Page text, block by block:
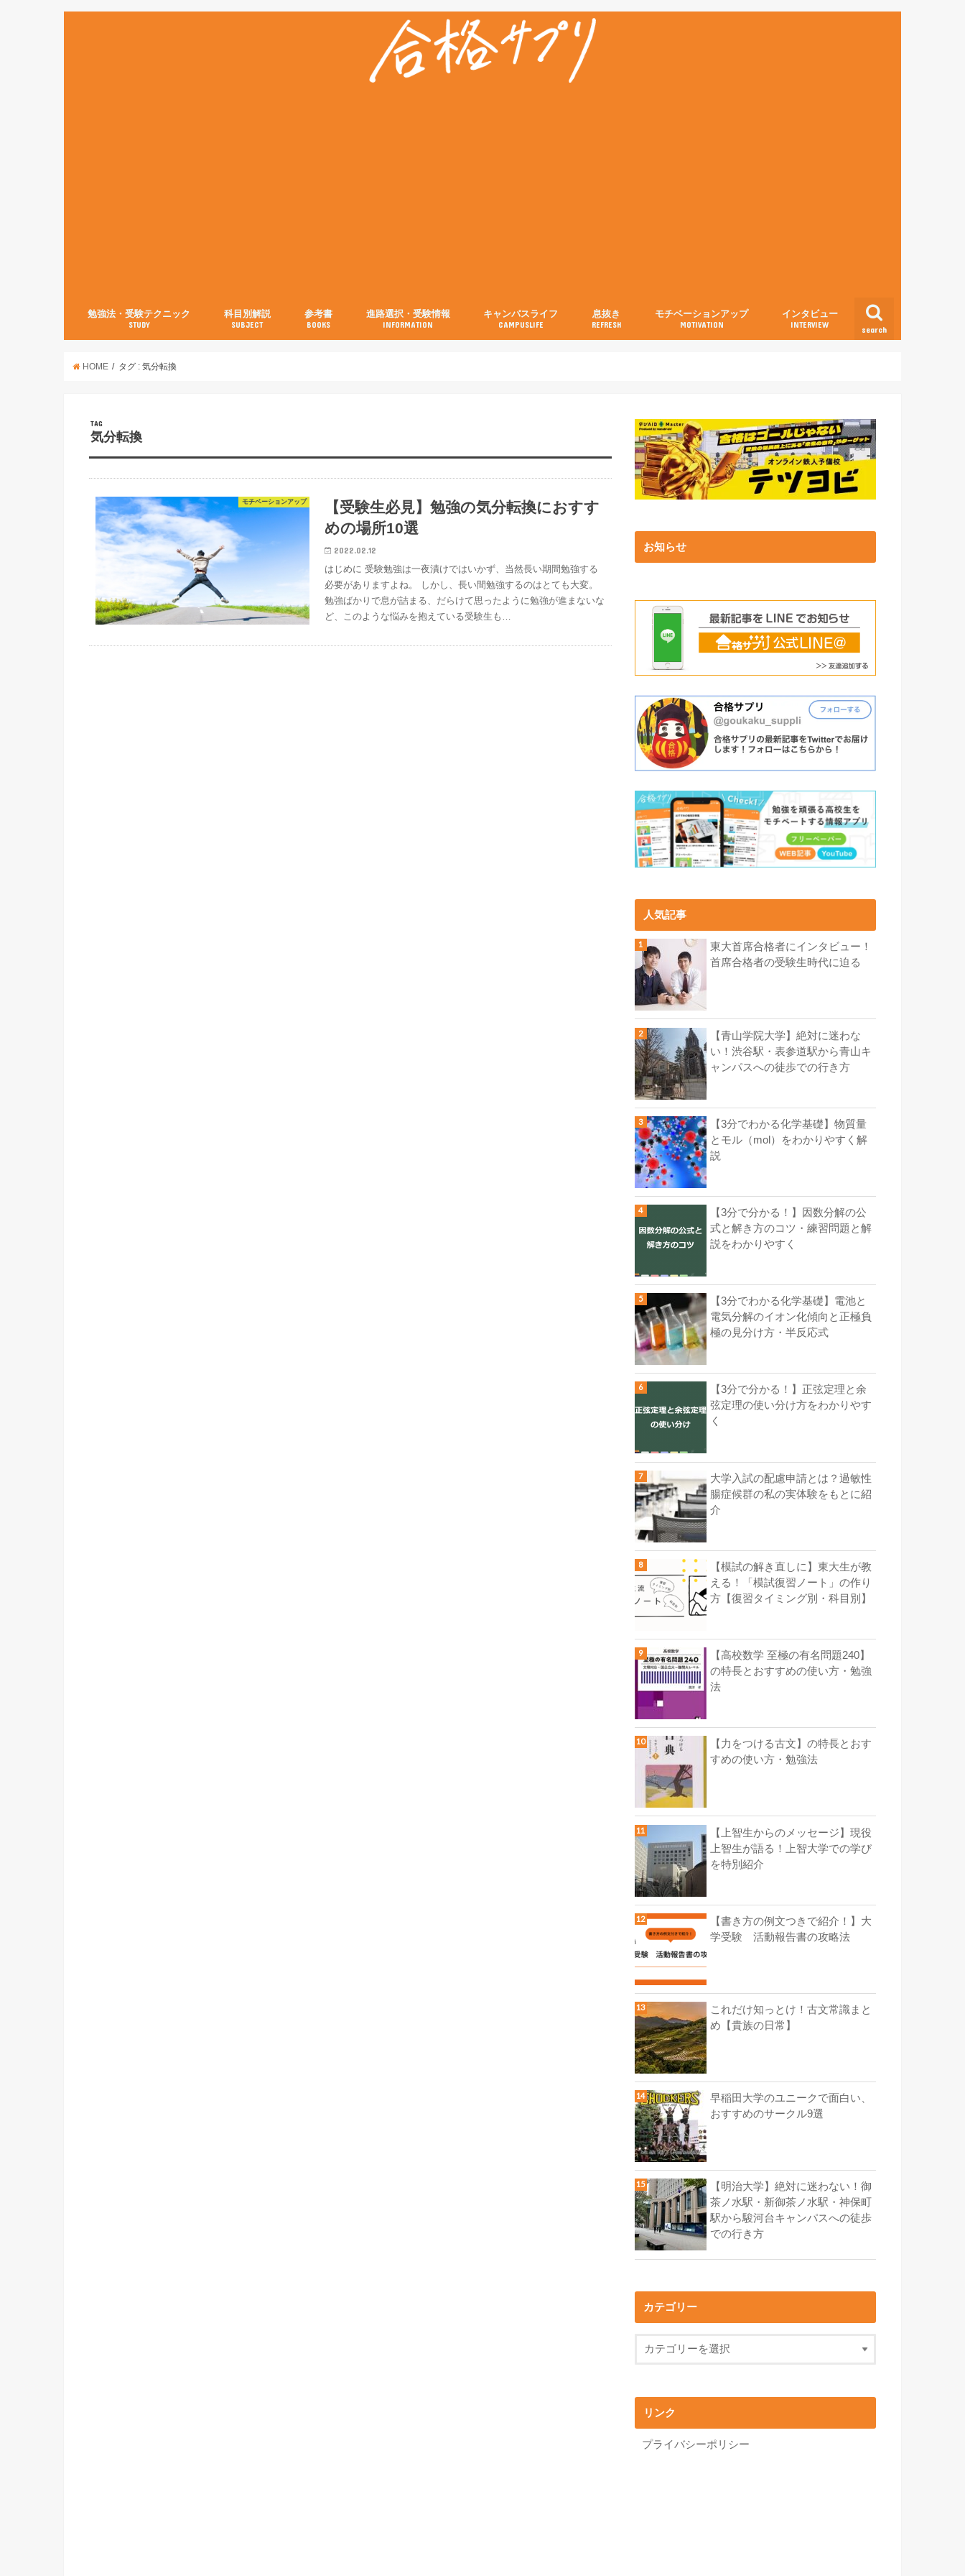
search
勉強法・受験テクニック
STUDY
科目別解説
SUBJECT
参考書
BOOKS
進路選択・受験情報
INFORMATION
キャンパスライフ
CAMPUSLIFE
息抜き
REFRESH
モチベーションアップ
MOTIVATION
インタビュー
INTERVIEW
HOME タグ : 気分転換
TAG
気分転換
モチベーションアップ
【受験生必見】勉強の気分転換におすす
めの場所10選
2022.02.12
はじめに 受験勉強は一夜漬けではいかず、当然長い期間勉強する
必要がありますよね。 しかし、長い間勉強するのはとても大変。
勉強ばかりで息が詰まる、だらけて思ったように勉強が進まないな
ど、このような悩みを抱えている受験生も…
お知らせ
人気記事
東大首席合格者にインタビュー！
首席合格者の受験生時代に迫る
【青山学院大学】絶対に迷わな
い！渋谷駅・表参道駅から青山キ
ャンパスへの徒歩での行き方
【3分でわかる化学基礎】物質量
とモル（mol）をわかりやすく解
説
【3分で分かる！】因数分解の公
式と解き方のコツ・練習問題と解
説をわかりやすく
【3分でわかる化学基礎】電池と
電気分解のイオン化傾向と正極負
極の見分け方・半反応式
【3分で分かる！】正弦定理と余
弦定理の使い分け方をわかりやす
く
大学入試の配慮申請とは？過敏性
腸症候群の私の実体験をもとに紹
介
【模試の解き直しに】東大生が教
える！「模試復習ノート」の作り
方【復習タイミング別・科目別】
【高校数学 至極の有名問題240】
の特長とおすすめの使い方・勉強
法
【力をつける古文】の特長とおす
すめの使い方・勉強法
【上智生からのメッセージ】現役
上智生が語る！上智大学での学び
を特別紹介
【書き方の例文つきで紹介！】大
学受験 活動報告書の攻略法
これだけ知っとけ！古文常識まと
め【貴族の日常】
早稲田大学のユニークで面白い、
おすすめのサークル9選
【明治大学】絶対に迷わない！御
茶ノ水駅・新御茶ノ水駅・神保町
駅から駿河台キャンパスへの徒歩
での行き方
カテゴリー
リンク
プライバシーポリシー